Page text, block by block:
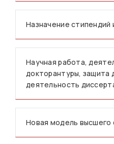
Назначение
Научная работа,
докторантуры, защита
деятельность
Новая модель высшего